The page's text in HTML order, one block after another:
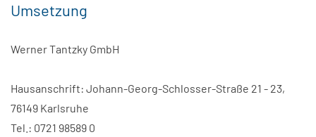
Umsetzung
Werner Tantzky GmbH
Hausanschrift: Johann-Georg-Schlosser-Straße 21 - 23,
76149 Karlsruhe
Tel.: 0721 98589 0